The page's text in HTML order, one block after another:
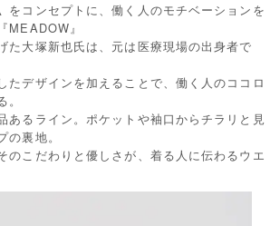
をコンセプトに、働く人のモチベーションを
MEADOW』
た大塚新也氏は、元は医療現場の出身者で
たデザインを加えることで、働く人のココロ
あるライン。ポケットや袖口からチラリと見
裏地。
のこだわりと優しさが、着る人に伝わるウエ